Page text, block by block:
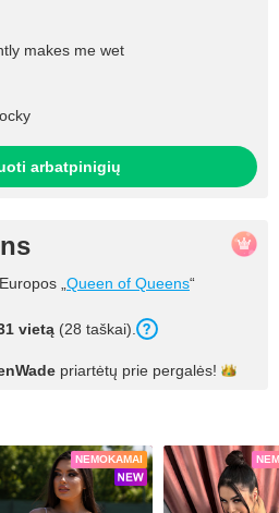
makes me wet
arbatpinigių
„ Queen of Queens“
vietą (28 taškai).
priartėtų prie pergalės!
NEMOKAMAI